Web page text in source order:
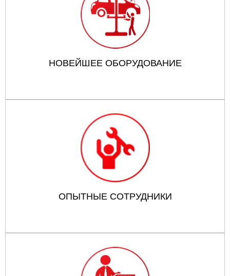
НОВЕЙШЕЕ ОБОРУДОВАНИЕ
ОПЫТНЫЕ СОТРУДНИКИ